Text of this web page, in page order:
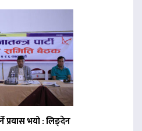
प्रयास भयो : लिङ्देन